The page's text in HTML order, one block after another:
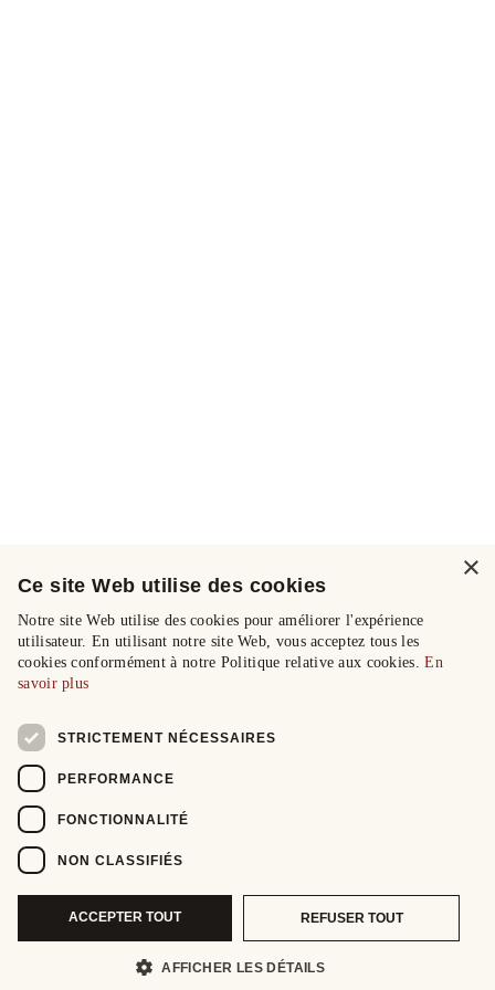
×
Ce site Web utilise des cookies
Notre site Web utilise des cookies pour améliorer l'expérience
utilisateur. En utilisant notre site Web, vous acceptez tous les
cookies conformément à notre Politique relative aux cookies.En
savoir plus
STRICTEMENT NÉCESSAIRES
PERFORMANCE
FONCTIONNALITÉ
NON CLASSIFIÉS
ACCEPTER TOUT REFUSER TOUT
AFFICHER LES DÉTAILS